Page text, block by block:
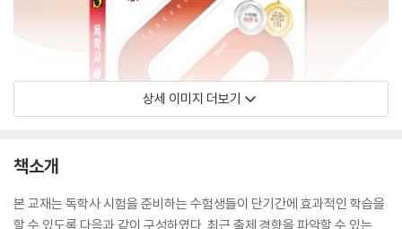
상세 이미지 더보기
책소개
본 교재는 독학사 시험을 준비하는 수험생들이 단기간에 효과적인 학습을
할 수 있도록 다음과 같이 구성하였다. 최근 출제 경향을 파악할 수 있는